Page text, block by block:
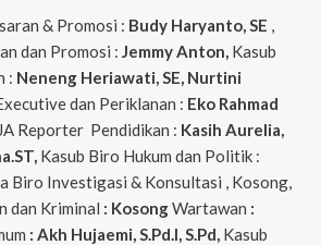
& Promosi : Budy Haryanto, SE ,
dan Promosi : Jemmy Anton, Kasub
: Neneng Heriawati, SE, Nurtini
dan Periklanan : Eko Rahmad
Reporter Pendidikan : Kasih Aurelia,
Kasub Biro Hukum dan Politik :
Biro Investigasi & Konsultasi , Kosong,
dan Kriminal : KosongWartawan :
: Akh Hujaemi, S.Pd.I, S.Pd, Kasub